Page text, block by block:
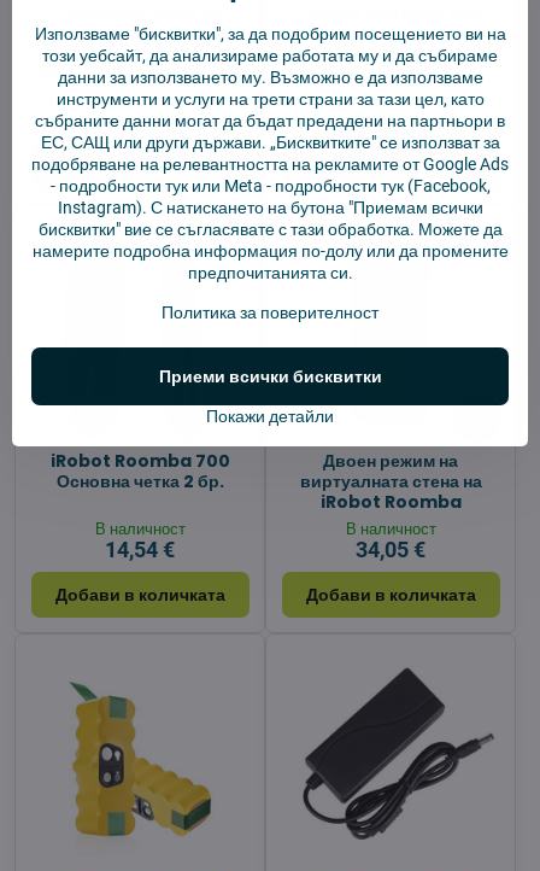
двигателя на iRobot
Roomba
500/600/700/800/900
В наличност
40,88 €
Добави в количката
Hepa филтър 2 бр.
В наличност
7,71 €
Добави в количката
iRobot Roomba 700
Основна четка 2 бр.
В наличност
14,54 €
Добави в количката
Двоен режим на
виртуалната стена на
iRobot Roomba
В наличност
34,05 €
Добави в количката
Използваме "бисквитки", за да подобрим посещението ви на
този уебсайт, да анализираме работата му и да събираме
данни за използването му. Възможно е да използваме
инструменти и услуги на трети страни за тази цел, като
събраните данни могат да бъдат предадени на партньори в
ЕС, САЩ или други държави. „Бисквитките" се използват за
подобряване на релевантността на рекламите от Google Ads
- подробности тукили Meta - подробности тук(Facebook,
Instagram). С натискането на бутона "Приемам всички
бисквитки" вие се съгласявате с тази обработка. Можете да
намерите подробна информация по-долу или да промените
предпочитанията си.
Политика за поверителност
Покажи детайли
Приеми всички бисквитки